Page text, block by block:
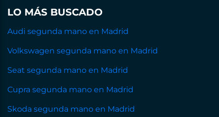
LO MÁS BUSCADO
Audi segunda mano en Madrid
Volkswagen segunda mano en Madrid
Seat segunda mano en Madrid
Cupra segunda mano en Madrid
Skoda segunda mano en Madrid